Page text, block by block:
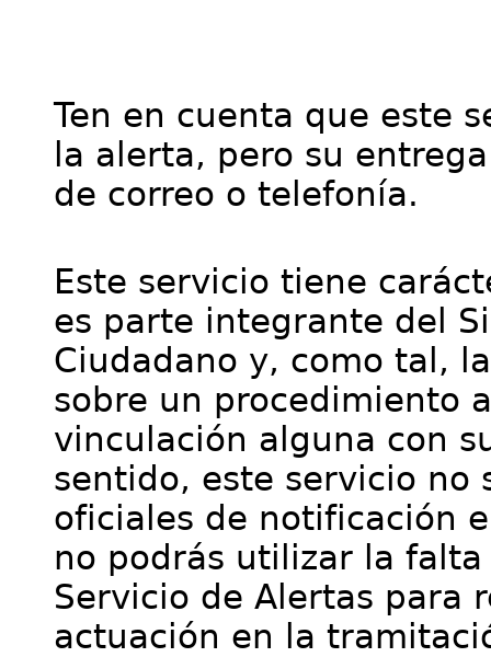
Ten en cuenta que este
la alerta, pero su
de correo o telefonía.
Este servicio tiene
es parte integrante del
Ciudadano y, como tal,
sobre un procedimiento
vinculación alguna con
sentido, este servicio no
oficiales de notificación
no podrás utilizar la
Servicio de Alertas para
actuación en la